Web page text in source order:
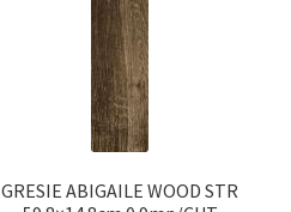
GRESIE ABIGAILE WOOD STR